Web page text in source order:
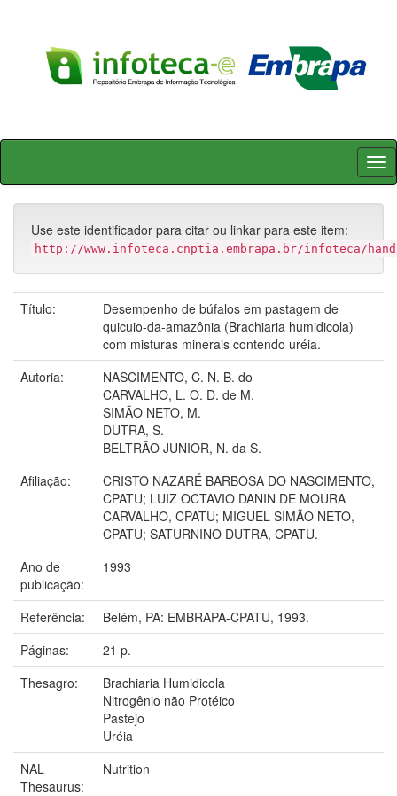
Skip
Use este identificador para citar ou linkar para este item:
http://www.infoteca.cnptia.embrapa.br/infoteca/
Título:
Desempenho de búfalos em pastagem de
quicuio-da-amazônia (Brachiaria humidicola)
com misturas minerais contendo uréia.
Autoria:
NASCIMENTO, C. N. B. do
CARVALHO, L. O. D. de M.
SIMÃO NETO, M.
DUTRA, S.
BELTRÃO JUNIOR, N. da S.
Afiliação:
CRISTO NAZARÉ BARBOSA DO NASCIMENTO,
CPATU; LUIZ OCTAVIO DANIN DE MOURA
CARVALHO, CPATU; MIGUEL SIMÃO NETO,
CPATU; SATURNINO DUTRA, CPATU.
Ano de
publicação:
1993
Referência:
Belém, PA: EMBRAPA-CPATU, 1993.
Páginas:
21 p.
Thesagro:
Brachiaria Humidicola
Nitrogênio não Protéico
Pastejo
Uréia
NAL
Thesaurus:
Nutrition